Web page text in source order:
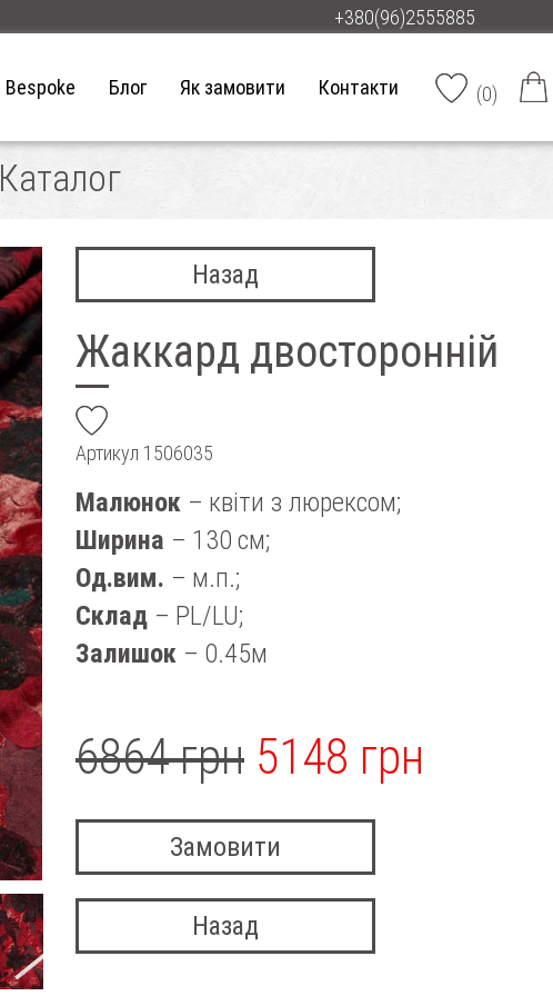
+380(96)2555885
Bespoke Блог Як замовити Контакти (0)
Каталог
Назад
Жаккард двосторонній
Артикул 1506035
Малюнок – квіти з люрексом;
Ширина – 130 см;
Од.вим. – м.п.;
Склад – PL/LU;
Залишок – 0.45м
6864 грн 5148 грн
Замовити
Назад